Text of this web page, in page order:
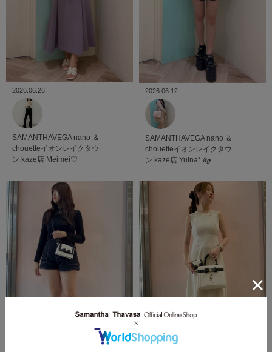
2026.06.26
SAMANTHAVEGA nano ＆
chouetteイオンレイクタウ
ン kaze店 Meimei♡
2026.06.12
SAMANTHAVEGA nano ＆
chouetteイオンレイクタウ
ン kaze店 Yuina*.𝝑𝝔